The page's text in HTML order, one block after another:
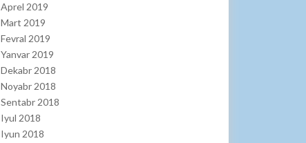
Aprel 2019
Mart 2019
Fevral 2019
Yanvar 2019
Dekabr 2018
Noyabr 2018
Sentabr 2018
Iyul 2018
Iyun 2018